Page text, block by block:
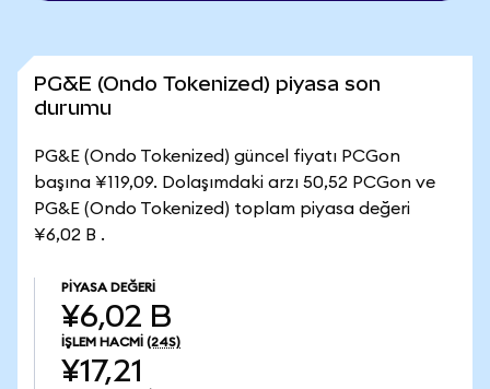
PG&E (Ondo Tokenized) piyasa son
durumu
PG&E (Ondo Tokenized) güncel fiyatı PCGon
başına ¥119,09. Dolaşımdaki arzı 50,52 PCGon ve
PG&E (Ondo Tokenized) toplam piyasa değeri
¥6,02 B .
PIYASA DEĞERI
¥6,02 B
İŞLEM HACMI (24S)
¥17,21